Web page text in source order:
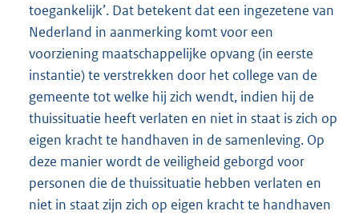
toegankelijk’. Dat betekent dat een ingezetene van
Nederland in aanmerking komt voor een
voorziening maatschappelijke opvang (in eerste
instantie) te verstrekken door het college van de
gemeente tot welke hij zich wendt, indien hij de
thuissituatie heeft verlaten en niet in staat is zich op
eigen kracht te handhaven in de samenleving. Op
deze manier wordt de veiligheid geborgd voor
personen die de thuissituatie hebben verlaten en
niet in staat zijn zich op eigen kracht te handhaven